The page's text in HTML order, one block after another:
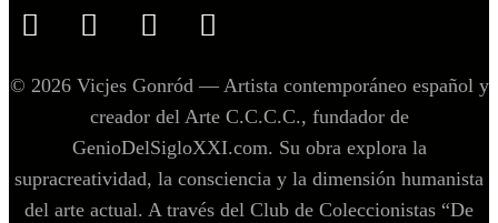
© 2026 Vicjes Gonród — Artista contemporáneo español y
creador del Arte C.C.C.C., fundador de
GenioDelSigloXXI.com. Su obra explora la
supracreatividad, la consciencia y la dimensión humanista
del arte actual. A través del Club de Coleccionistas “De